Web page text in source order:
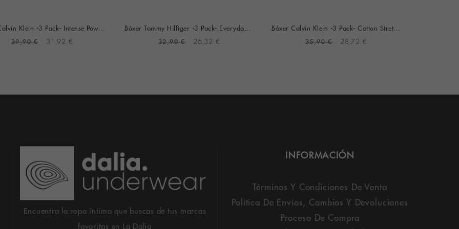
Bóxer Calvin Klein -3 Pack- Intense Power Microfibra (Negro Logo Blanco, Azul Y Gris)
39,90 € 31,92 €
Bóxer Tommy Hilfiger -3 Pack- Everyday Essential (Marino Cint. Verde Multicolor)
32,90 € 26,32 €
Bóxer Calvin Klein -3 Pack- Cotton Stretch (Negro Cint. Azul, Gris Y Turquesa)
35,90 € 28,72 €
Encuentra la ropa íntima que buscas de tus marcas
favoritas en La Dalia
INFORMACIÓN
Términos Y Condiciones De Venta
Política De Envíos, Cambios Y Devoluciones
Proceso De Compra